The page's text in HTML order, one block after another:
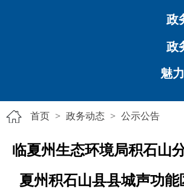
政
政
魅
首页 > 政务动态 > 公示公告
临夏州生态环境局积石山
夏州积石山县县城声功能